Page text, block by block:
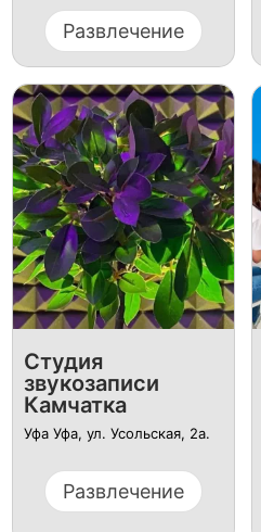
Развлечение
Студия
звукозаписи
Камчатка
Уфа Уфа, ул. ​Усольская, 2а.
Развлечение